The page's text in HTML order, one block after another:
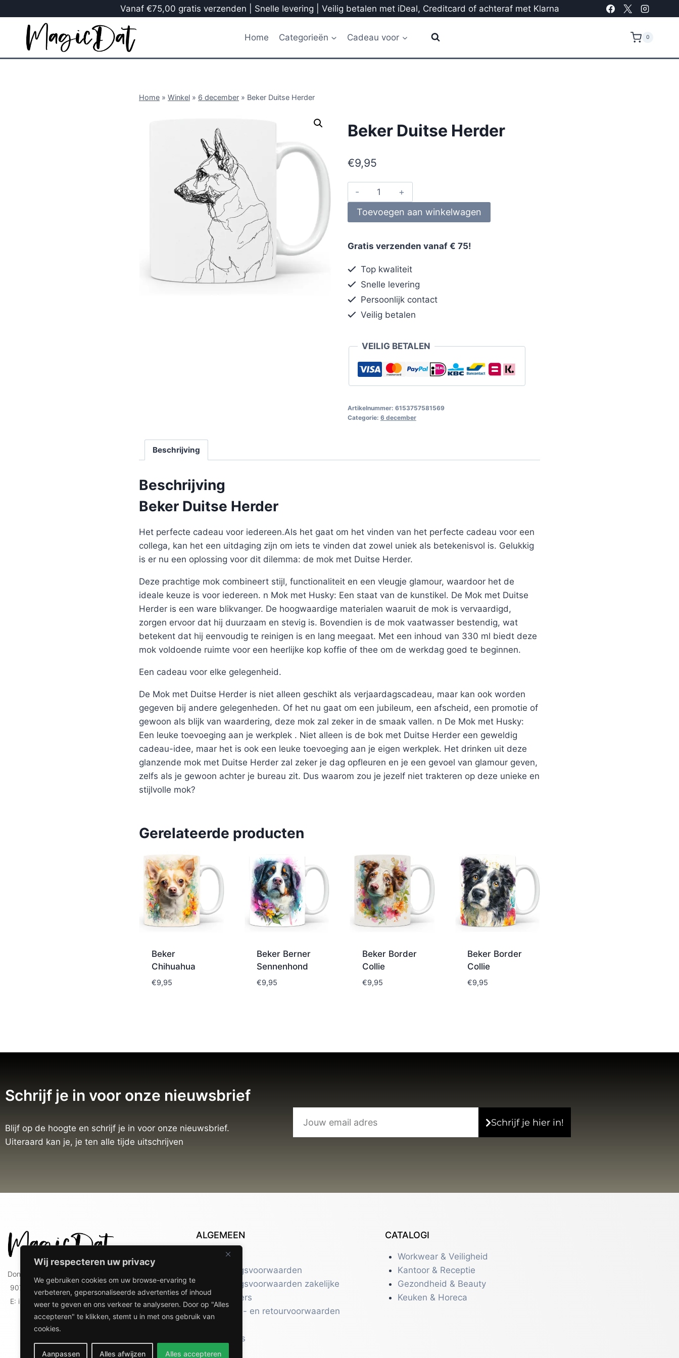
Wij respecteren uw privacy
We gebruiken cookies om uw browse-ervaring te
verbeteren, gepersonaliseerde advertenties of inhoud
weer te geven en ons verkeer te analyseren. Door op "Alles
accepteren" te klikken, stemt u in met ons gebruik van
cookies.
Aanpassen Alles afwijzen Alles accepteren
Vanaf €75,00 gratis verzenden | Snelle levering | Veilig betalen met iDeal, Creditcard of achteraf met Klarna
Home Categorieën Cadeau voor 0
Home » Winkel » 6 december » Beker Duitse Herder
Beker Duitse Herder
€9,95
Toevoegen aan winkelwagen
Gratis verzenden vanaf € 75!
Top kwaliteit
Snelle levering
Persoonlijk contact
Veilig betalen
VEILIG BETALEN
Artikelnummer: 6153757581569
Categorie: 6 december
Beschrijving
Beschrijving
Beker Duitse Herder
Het perfecte cadeau voor iedereen.Als het gaat om het vinden van het perfecte cadeau voor een
collega, kan het een uitdaging zijn om iets te vinden dat zowel uniek als betekenisvol is. Gelukkig
is er nu een oplossing voor dit dilemma: de mok met Duitse Herder.
Deze prachtige mok combineert stijl, functionaliteit en een vleugje glamour, waardoor het de
ideale keuze is voor iedereen. n Mok met Husky: Een staat van de kunstikel. De Mok met Duitse
Herder is een ware blikvanger. De hoogwaardige materialen waaruit de mok is vervaardigd,
zorgen ervoor dat hij duurzaam en stevig is. Bovendien is de mok vaatwasser bestendig, wat
betekent dat hij eenvoudig te reinigen is en lang meegaat. Met een inhoud van 330 ml biedt deze
mok voldoende ruimte voor een heerlijke kop koffie of thee om de werkdag goed te beginnen.
Een cadeau voor elke gelegenheid.
De Mok met Duitse Herder is niet alleen geschikt als verjaardagscadeau, maar kan ook worden
gegeven bij andere gelegenheden. Of het nu gaat om een jubileum, een afscheid, een promotie of
gewoon als blijk van waardering, deze mok zal zeker in de smaak vallen. n De Mok met Husky:
Een leuke toevoeging aan je werkplek . Niet alleen is de bok met Duitse Herder een geweldig
cadeau-idee, maar het is ook een leuke toevoeging aan je eigen werkplek. Het drinken uit deze
glanzende mok met Duitse Herder zal zeker je dag opfleuren en je een gevoel van glamour geven,
zelfs als je gewoon achter je bureau zit. Dus waarom zou je jezelf niet trakteren op deze unieke en
stijlvolle mok?
Gerelateerde producten
Beker
Chihuahua
€9,95
Beker Berner
Sennenhond
€9,95
Beker Border
Collie
€9,95
Beker Border
Collie
€9,95
Schrijf je in voor onze nieuwsbrief
Blijf op de hoogte en schrijf je in voor onze nieuwsbrief.
Uiteraard kan je, je ten alle tijde uitschrijven
Schrijf je hier in!
Doniaweg 9
9074 AE Hallum
E: info@magicdat.nl
ALGEMEEN
Contact
Leveringsvoorwaarden
Leveringsvoorwaarden zakelijke
gebruikers
Verzend- en retourvoorwaarden
Over ons
CATALOGI
Workwear & Veiligheid
Kantoor & Receptie
Gezondheid & Beauty
Keuken & Horeca